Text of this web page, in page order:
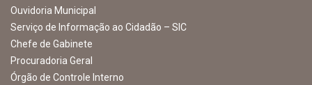
Ouvidoria Municipal
Serviço de Informação ao Cidadão – SIC
Chefe de Gabinete
Procuradoria Geral
Órgão de Controle Interno